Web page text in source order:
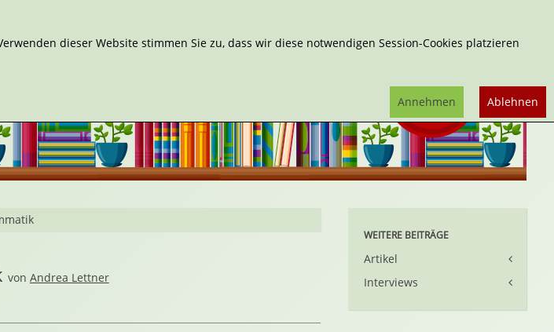
von Andrea Lettner
WEITERE BEITRÄGE
Artikel
Interviews
dieser Website stimmen Sie zu, dass wir diese notwendigen Session-Cookies platzieren
Ablehnen
Annehmen